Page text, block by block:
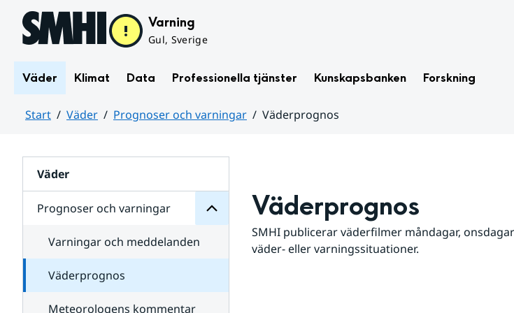
Hoppa till sidans innehåll Varning
Gul, Sverige
Väder Klimat Data Professionella tjänster Kunskapsbanken Forskning
Start Väder Prognoser och varningar
Väderprognos
Väder
Prognoser och varningar
för
varningar
Varningar och meddelanden
Väderprognos
Meteorologens kommentar
Väderprognos
SMHI publicerar väderfilmer måndagar,
väder- eller varningssituationer.